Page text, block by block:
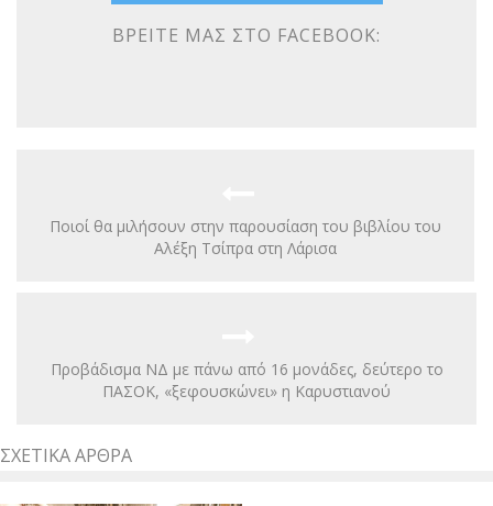
ΒΡΕΊΤΕ ΜΑΣ ΣΤΟ FACEBOOK:
Ποιοί θα μιλήσουν στην παρουσίαση του βιβλίου του
Αλέξη Τσίπρα στη Λάρισα
Προβάδισμα ΝΔ με πάνω από 16 μονάδες, δεύτερο το
ΠΑΣΟΚ, «ξεφουσκώνει» η Καρυστιανού
ΣΧΕΤΙΚΆ ΆΡΘΡΑ